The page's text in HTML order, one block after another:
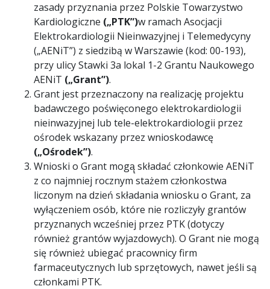
zasady przyznania przez Polskie Towarzystwo
Kardiologiczne („PTK”)w ramach Asocjacji
Elektrokardiologii Nieinwazyjnej i Telemedycyny
(„AENiT”) z siedzibą w Warszawie (kod: 00-193),
przy ulicy Stawki 3a lokal 1-2 Grantu Naukowego
AENiT („Grant”).
Grant jest przeznaczony na realizację projektu
badawczego poświęconego elektrokardiologii
nieinwazyjnej lub tele-elektrokardiologii przez
ośrodek wskazany przez wnioskodawcę
(„Ośrodek”).
Wnioski o Grant mogą̨ składać członkowie AENiT
z co najmniej rocznym stażem członkostwa
liczonym na dzień składania wniosku o Grant, za
wyłączeniem osób, które nie rozliczyły grantów
przyznanych wcześniej przez PTK (dotyczy
również grantów wyjazdowych). O Grant nie mogą
się również ubiegać pracownicy firm
farmaceutycznych lub sprzętowych, nawet jeśli są
członkami PTK.